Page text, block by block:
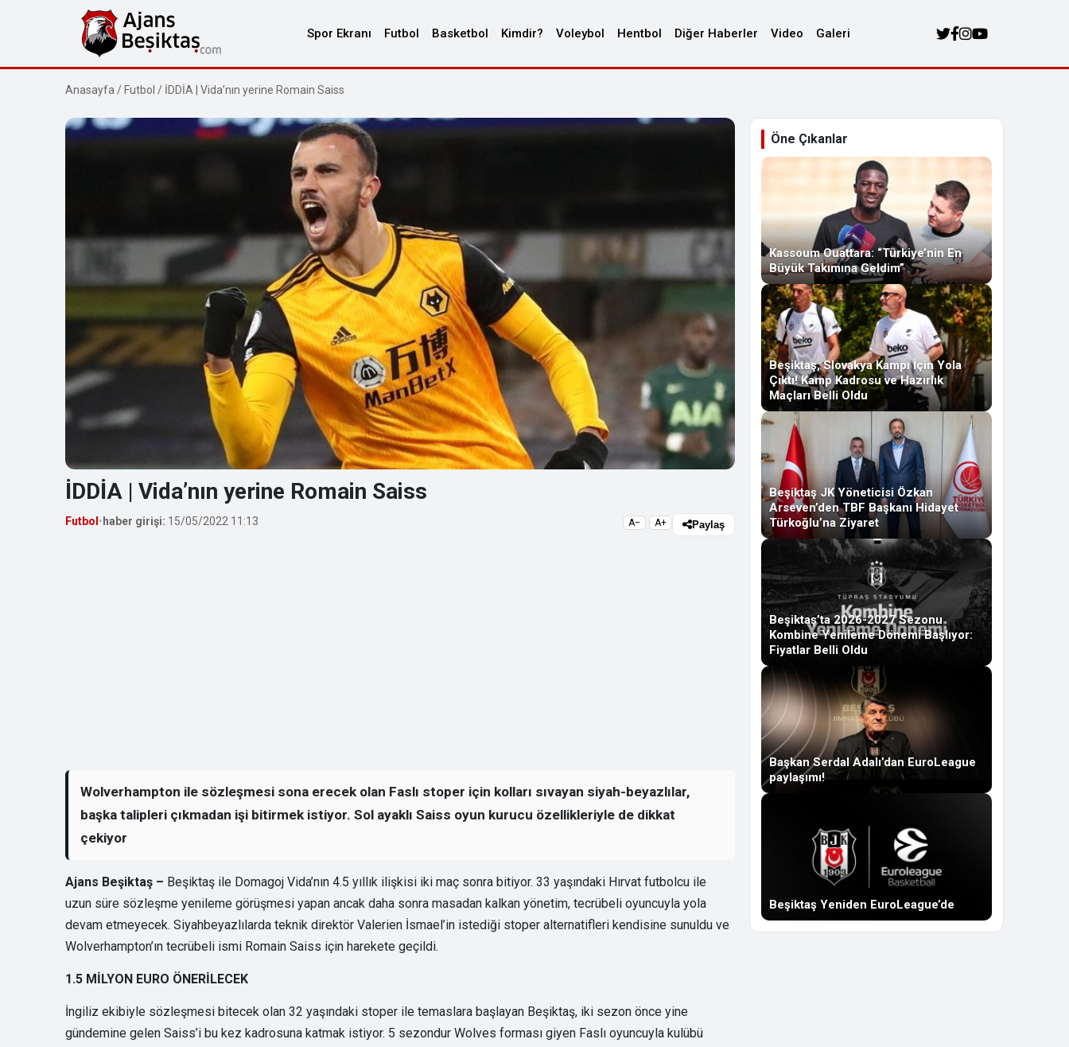
Spor Ekranı Futbol Basketbol Kimdir? Voleybol Hentbol Diğer Haberler Video Galeri
Anasayfa / Futbol / İDDİA | Vida’nın yerine Romain Saiss
İDDİA | Vida’nın yerine Romain Saiss
Futbol • haber girişi: 15/05/2022 11:13 A− A+ Paylaş
Wolverhampton ile sözleşmesi sona erecek olan Faslı stoper için kolları sıvayan siyah-beyazlılar,
başka talipleri çıkmadan işi bitirmek istiyor. Sol ayaklı Saiss oyun kurucu özellikleriyle de dikkat
çekiyor
Ajans Beşiktaş – Beşiktaş ile Domagoj Vida’nın 4.5 yıllık ilişkisi iki maç sonra bitiyor. 33 yaşındaki Hırvat futbolcu ile
uzun süre sözleşme yenileme görüşmesi yapan ancak daha sonra masadan kalkan yönetim, tecrübeli oyuncuyla yola
devam etmeyecek. Siyahbeyazlılarda teknik direktör Valerien İsmael’in istediği stoper alternatifleri kendisine sunuldu ve
Wolverhampton’ın tecrübeli ismi Romain Saiss için harekete geçildi.
1.5 MİLYON EURO ÖNERİLECEK
İngiliz ekibiyle sözleşmesi bitecek olan 32 yaşındaki stoper ile temaslara başlayan Beşiktaş, iki sezon önce yine
gündemine gelen Saiss’i bu kez kadrosuna katmak istiyor. 5 sezondur Wolves forması giyen Faslı oyuncuyla kulübü
Öne Çıkanlar
Kassoum Ouattara: “Türkiye’nin En
Büyük Takımına Geldim”
Beşiktaş, Slovakya Kampı İçin Yola
Çıktı! Kamp Kadrosu ve Hazırlık
Maçları Belli Oldu
Beşiktaş JK Yöneticisi Özkan
Arseven’den TBF Başkanı Hidayet
Türkoğlu’na Ziyaret
Beşiktaş’ta 2026-2027 Sezonu
Kombine Yenileme Dönemi Başlıyor:
Fiyatlar Belli Oldu
Başkan Serdal Adalı’dan EuroLeague
paylaşımı!
Beşiktaş Yeniden EuroLeague’de